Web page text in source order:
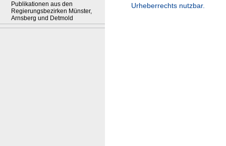
Publikationen aus den
Regierungsbezirken Münster,
Arnsberg und Detmold
Urheberrechts nutzbar.